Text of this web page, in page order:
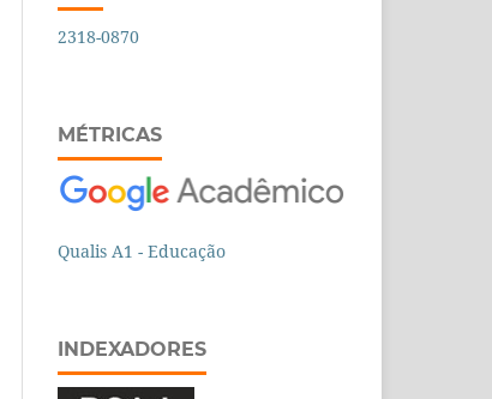
2318-0870
MÉTRICAS
Qualis A1 - Educação
INDEXADORES